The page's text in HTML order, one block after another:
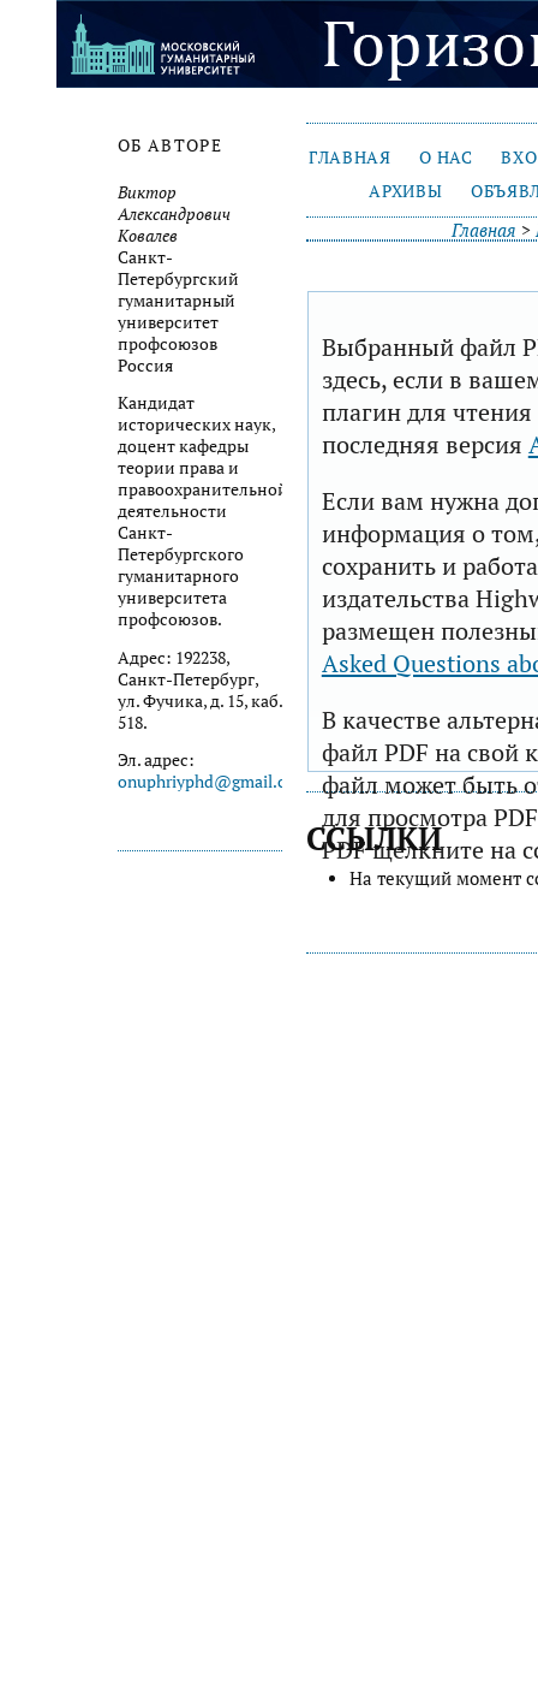
ОБ АВТОРЕ
Виктор
Александрович
Ковалев
Санкт-
Петербургский
гуманитарный
университет
профсоюзов
Россия
Кандидат
исторических наук,
доцент кафедры
теории права и
правоохранительной
деятельности
Санкт-
Петербургского
гуманитарного
университета
профсоюзов.
Адрес: 192238,
Санкт-Петербург,
ул. Фучика, д. 15, каб.
518.
Эл. адрес:
onuphriyphd@gmail.com
ГЛАВНАЯ О НАС
АРХИВЫ
Главная >
Выбранный файл
здесь, если в
плагин для
последняя версия
Если вам нужна
информация о том,
сохранить и
издательства
размещен
Asked Questions
В качестве
файл PDF на свой
файл может быть
для просмотра
PDF щелкните на
ССЫЛКИ
На текущий момент